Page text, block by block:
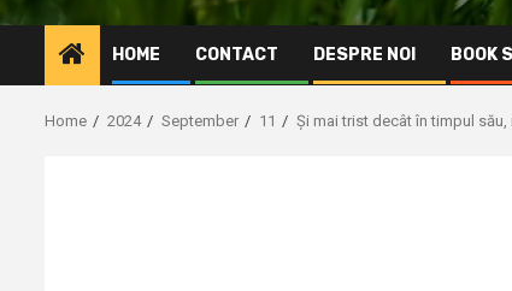
HOME CONTACT DESPRE NOI BOOK
Home 2024 September 11 Și mai trist decât în timpul